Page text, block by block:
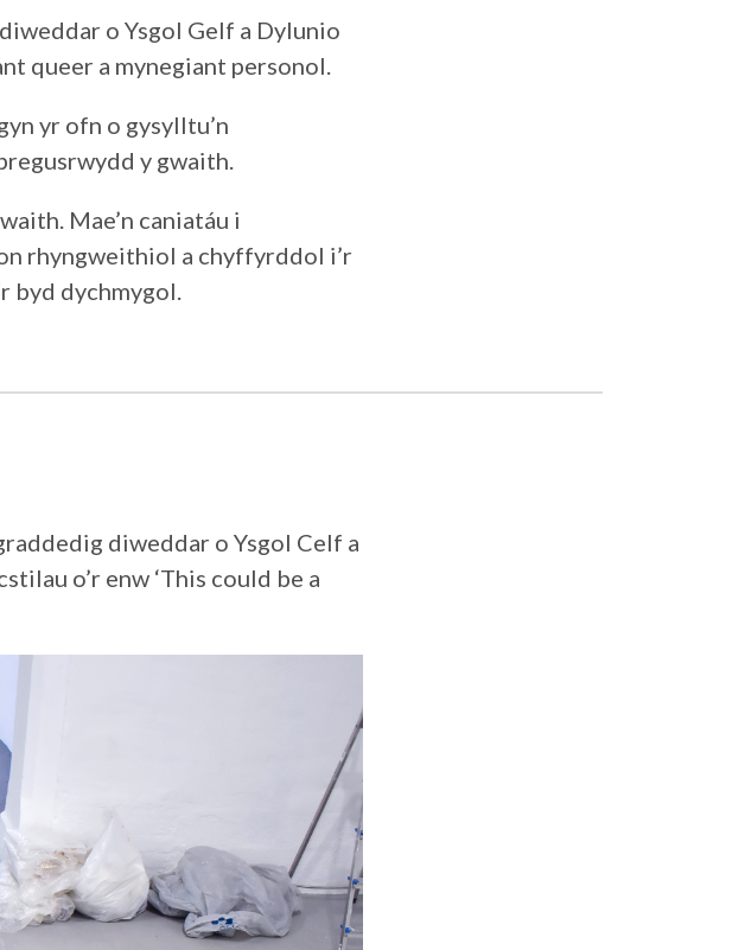
o Ysgol Gelf a Dylunio
queer a mynegiant personol.
yr ofn o gysylltu’n
y gwaith.
Mae’n caniatáu i
rhyngweithiol a chyffyrddol i’r
byd dychmygol.
diweddar o Ysgol Celf a
o’r enw ‘This could be a